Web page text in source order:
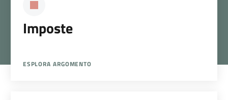
Imposte
ESPLORA ARGOMENTO